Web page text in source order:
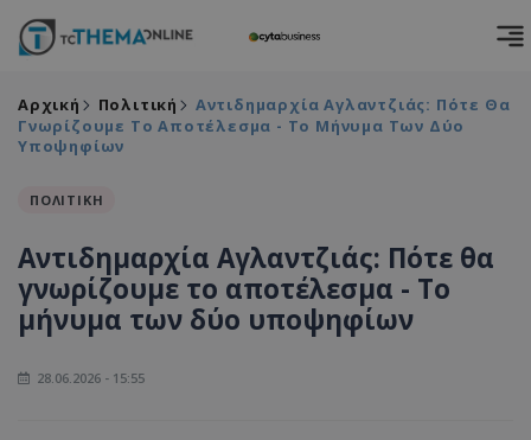
Αρχική Πολιτική
Αντιδημαρχία Αγλαντζιάς: Πότε Θα
Γνωρίζουμε Το Αποτέλεσμα - Το Μήνυμα Των Δύο
Υποψηφίων
ΠΟΛΙΤΙΚΗ
Αντιδημαρχία Αγλαντζιάς: Πότε θα
γνωρίζουμε το αποτέλεσμα - Το
μήνυμα των δύο υποψηφίων
28.06.2026 - 15:55